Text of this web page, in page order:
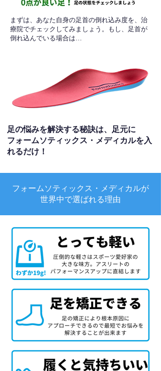
​まずは、あなた自身の足首の倒れ込み度を、治
療院でチェックしてみましょう。もし、足首が
倒れ込んでいる場合は…
足の悩みを解決する秘訣は、足元に
フォームソティックス・メディカルを入
れるだけ！
フォームソティックス・メディカルが
世界中で選ばれる理由